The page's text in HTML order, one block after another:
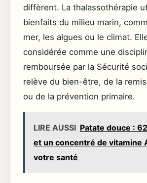
diffèrent. La thalassothérapie
bienfaits du milieu marin,
mer, les algues ou le climat.
considérée comme une
remboursée par la Sécurité
relève du bien-être, de la
ou de la prévention primaire.
LIRE AUSSI Patate douce :
et un concentré de vitamine
votre santé